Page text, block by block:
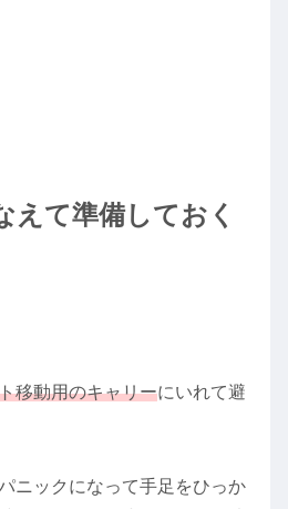
えて準備しておく
移動用のキャリーにいれて避
ニックになって手足をひっか